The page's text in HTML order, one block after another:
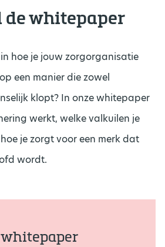
de whitepaper
hoe je jouw zorgorganisatie
een manier die zowel
klopt? In onze whitepaper
werkt, welke valkuilen je
je zorgt voor een merk dat
wordt.